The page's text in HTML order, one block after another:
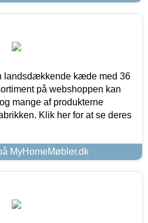
landsdækkende kæde med 36
på webshoppen kan
mange af produkterne
Klik her for at se deres
MyHomeMøbler.dk